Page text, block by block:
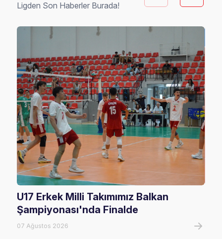
Ligden Son Haberler Burada!
U17 Erkek Milli Takımımız Balkan
Şampiyonası'nda Finalde
07 Ağustos 2026